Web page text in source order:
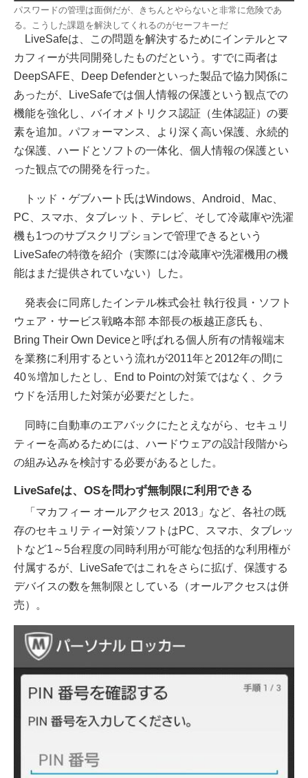
パスワードの管理は面倒だが、きちんとやらないと非常に危険であ
る。こうした課題を解決してくれるのがセーフキーだ
LiveSafeは、この問題を解決するためにインテルとマ
カフィーが共同開発したものだという。すでに両者は
DeepSAFE、Deep Defenderといった製品で協力関係に
あったが、LiveSafeでは個人情報の保護という観点での
機能を強化し、バイオメトリクス認証（生体認証）の要
素を追加。パフォーマンス、より深く高い保護、永続的
な保護、ハードとソフトの一体化、個人情報の保護とい
った観点での開発を行った。
トッド・ゲブハート氏はWindows、Android、Mac、
PC、スマホ、タブレット、テレビ、そして冷蔵庫や洗濯
機も1つのサブスクリプションで管理できるという
LiveSafeの特徴を紹介（実際には冷蔵庫や洗濯機用の機
能はまだ提供されていない）した。
発表会に同席したインテル株式会社 執行役員・ソフト
ウェア・サービス戦略本部 本部長の板越正彦氏も、
Bring Their Own Deviceと呼ばれる個人所有の情報端末
を業務に利用するという流れが2011年と2012年の間に
40％増加したとし、End to Pointの対策ではなく、クラ
ウドを活用した対策が必要だとした。
同時に自動車のエアバックにたとえながら、セキュリ
ティーを高めるためには、ハードウェアの設計段階から
の組み込みを検討する必要があるとした。
LiveSafeは、OSを問わず無制限に利用できる
「マカフィー オールアクセス 2013」など、各社の既
存のセキュリティー対策ソフトはPC、スマホ、タブレッ
トなど1～5台程度の同時利用が可能な包括的な利用権が
付属するが、LiveSafeではこれをさらに拡げ、保護する
デバイスの数を無制限としている（オールアクセスは併
売）。